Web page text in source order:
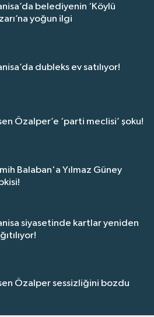
belediyenin ‘Köylü
yoğun ilgi
dubleks ev satılıyor!
Özalper’e ‘parti meclisi’ şoku!
Balaban'a Yılmaz Güney
siyasetinde kartlar yeniden
Özalper sessizliğini bozdu